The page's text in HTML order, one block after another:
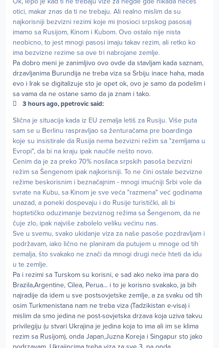
otici, makar znas da ti ne trebaju. Ali realno mislim da su
najkorisniji bezvizni rezimi koje mi (nosioci srpskog pasosa)
imamo sa Rusijom, Kinom i Kubom. Ovo ostalo nije nista
neobicno, to jest mnogi pasosi imaju takav rezim, ali retko ko
ima bezvizne rezime sa ove tri nabrojane zemlje.
Pa dobro meni je zanimljivo ovo ovde da stavljam kada saznam,
drzavljanima Burundija ne treba viza sa Srbiju inace haha, mada
evo i Irak se digitalizuje sto je opet ok, ovo je samo da podelim i
sa vama da ne ostane samo da ja znam i tako.
3 hours ago, ppetrovic said:
Slična je situacija kada iz EU zemalja letiš za Rusiju. Više puta
sam se u Berlinu raspravljao sa ženturačama pre boardinga
koje su insistirale da Rusija nema bezvizni režim sa "zemljama u
Evropi", da bi na kraju ipak naučile nešto novo.
Cenim da je za preko 70% nosilaca srpskih pasoša bezvizni
režim sa Šengenom ipak najkorisniji. To ne čini ostale bezvizne
režime beskorisnim i beznačajnim - mnogi imućniji Srbi vole da
svrate na Kubu, sa Kinom je sve veća "razmena" već godinama
unazad, a poneki dospevaju i do Rusije turistički, ali bi
hoptetičko oduzimanje bezviznog režima sa Šengenom, da ne
čuje zlo, ipak najviše zabolelo veliku većinu nas.
Sve u svemu, svako ukidanje viza za naše pasoše pozdravljam i
podržavam, iako lično ne planiram da putujem u mnoge od tih
zemalja, što svakako ne znači da mnogi drugi neće hteti da idu
u te zemlje.
Pa i rezimi sa Turskom su korisni, e sad ako neko ima para do
Brazila,Argentine, Cilea, Perua... i to je korisno svakako, ja bih
najradije da idem u sve postsovjetske zemlje, a za svaku od tih
osim Turkmenistana nam ne treba viza (Tadzikistan e-visa) i
mislim da smo jedina ne post-sovjetska drzava koja uziva takvu
privilegiju (u stvari Ukrajina je jedina koja to ima ali im se klima
rezim sa Rusijom), onda Japan,Juzna Koreja i Singapur sto jako